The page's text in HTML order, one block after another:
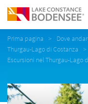
Prima pagina Dove
Thurgau-Lago di Costanza
Escursioni nel Thurgau-Lago